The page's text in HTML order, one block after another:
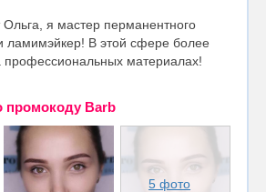
Ольга, я мастер перманентного
ламимэйкер! В этой сфере более
материалах!
промокоду Barb
5 фото